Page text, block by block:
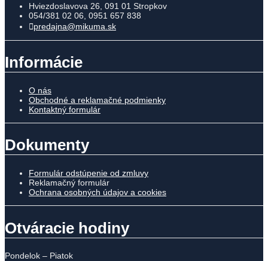
Hviezdoslavova 26, 091 01 Stropkov
054/381 02 06, 0951 657 838
predajna@mikuma.sk
Informácie
O nás
Obchodné a reklamačné podmienky
Kontaktný formulár
Dokumenty
Formulár odstúpenie od zmluvy
Reklamačný formulár
Ochrana osobných údajov a cookies
Otváracie hodiny
Pondelok – Piatok